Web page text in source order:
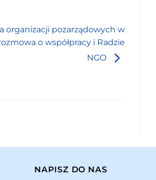
organizacji pozarządowych w
o współpracy i Radzie
NGO
NAPISZ DO NAS